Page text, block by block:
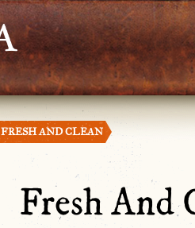
FRESH AND CLEAN
Fresh And